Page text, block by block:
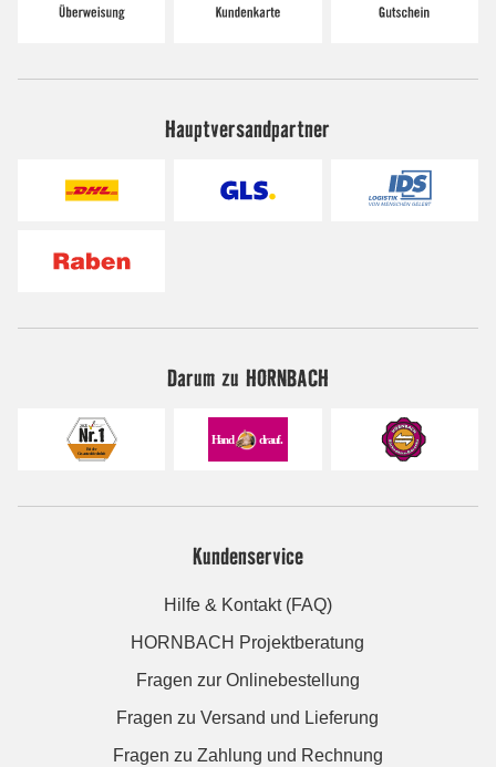
Hauptversandpartner
Darum zu HORNBACH
Kundenservice
Hilfe & Kontakt (FAQ)
HORNBACH Projektberatung
Fragen zur Onlinebestellung
Fragen zu Versand und Lieferung
Fragen zu Zahlung und Rechnung